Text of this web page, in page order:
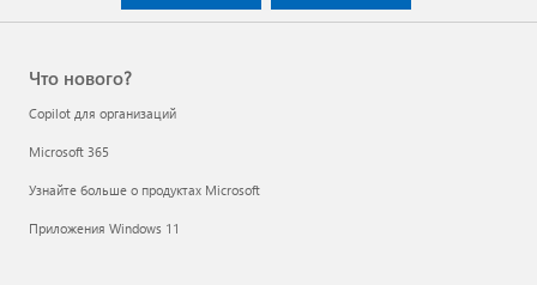
Что нового?
Copilot для организаций
Microsoft 365
Узнайте больше о продуктах Microsoft
Приложения Windows 11